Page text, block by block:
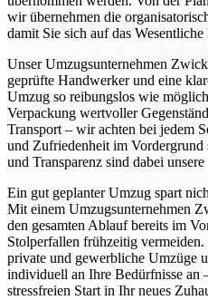
wir übernehmen die
damit Sie sich auf das
Unser Umzugsunternehmen
geprüfte Handwerker und eine
Umzug so reibungslos wie
Verpackung wertvoller
Transport – wir achten bei jedem
und Zufriedenheit im Vordergrund
und Transparenz sind dabei
Ein gut geplanter Umzug spart
Mit einem Umzugsunternehmen
den gesamten Ablauf bereits im
Stolperfallen frühzeitig
private und gewerbliche Umzüge
individuell an Ihre Bedürfnisse an
stressfreien Start in Ihr neues